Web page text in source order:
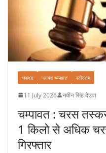
चंपावत जनपद चम्पावत नवीनतम
11 July 2026 नवीन सिंह देउपा
चम्पावत : चरस
1 किलो से अधिक
गिरफ्तार